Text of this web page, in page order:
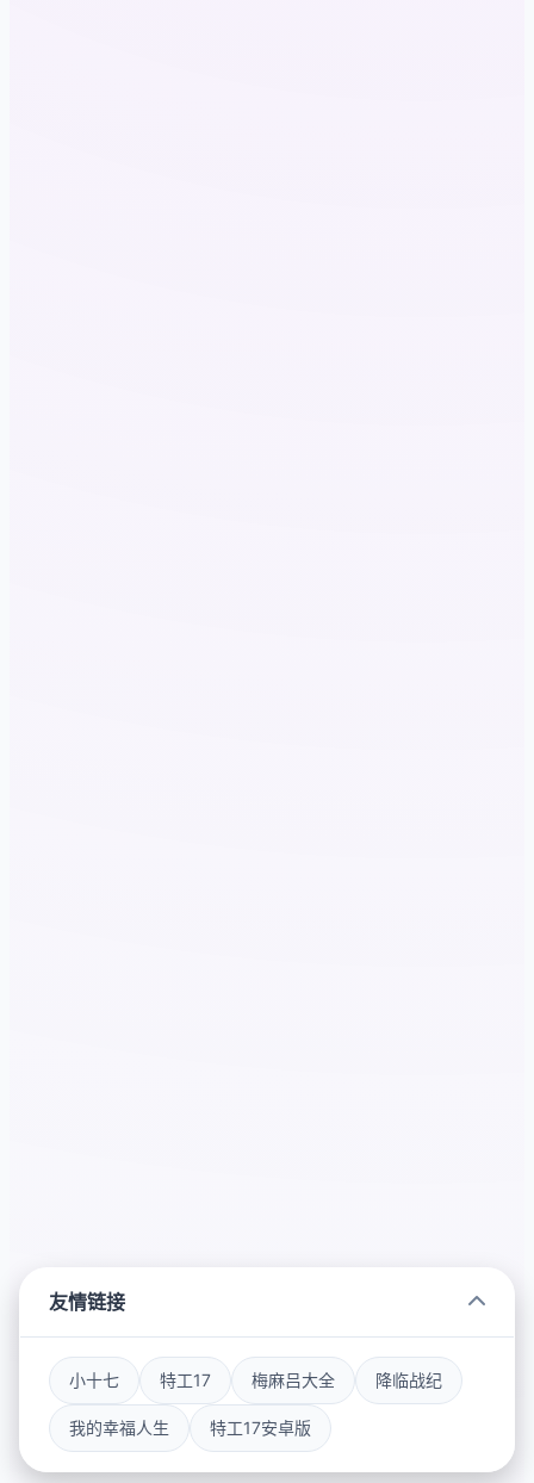
友情链接
小十七 特工17 梅麻吕大全 降临战纪
我的幸福人生 特工17安卓版